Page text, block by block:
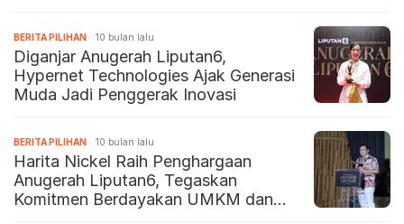
BERITA PILIHAN 10 bulan lalu
Diganjar Anugerah Liputan6,
Hypernet Technologies Ajak Generasi
Muda Jadi Penggerak Inovasi
BERITA PILIHAN 10 bulan lalu
Harita Nickel Raih Penghargaan
Anugerah Liputan6, Tegaskan
Komitmen Berdayakan UMKM dan